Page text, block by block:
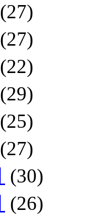
(27)
(27)
(22)
(29)
(25)
(27)
(30)
(26)